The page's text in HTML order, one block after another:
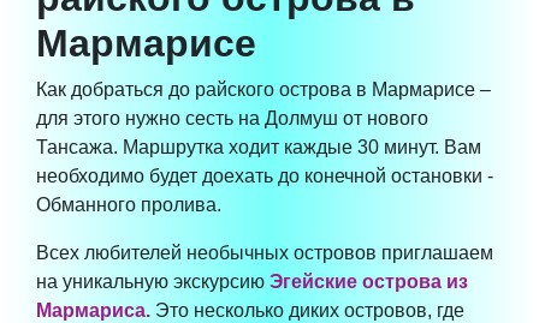
Мармарисе
Как добраться до райского острова в Мармарисе –
для этого нужно сесть на Долмуш от нового
Тансажа. Маршрутка ходит каждые 30 минут. Вам
необходимо будет доехать до конечной остановки -
Обманного пролива.
Всех любителей необычных островов приглашаем
на уникальную экскурсию Эгейские острова из
Мармариса. Это несколько диких островов, где